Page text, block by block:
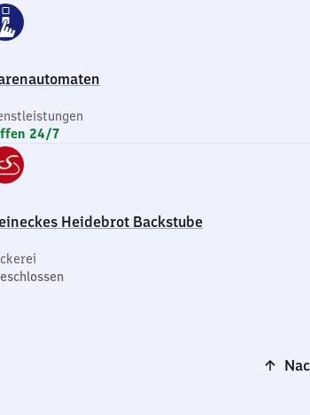
24/7
Heidebrot Backstube